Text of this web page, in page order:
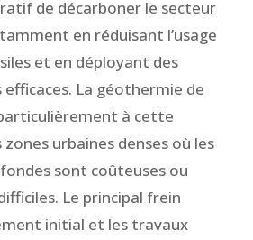
de décarboner le secteur
en réduisant l’usage
et en déployant des
La géothermie de
à cette
zones urbaines denses où les
sont coûteuses ou
Le principal frein
initial et les travaux